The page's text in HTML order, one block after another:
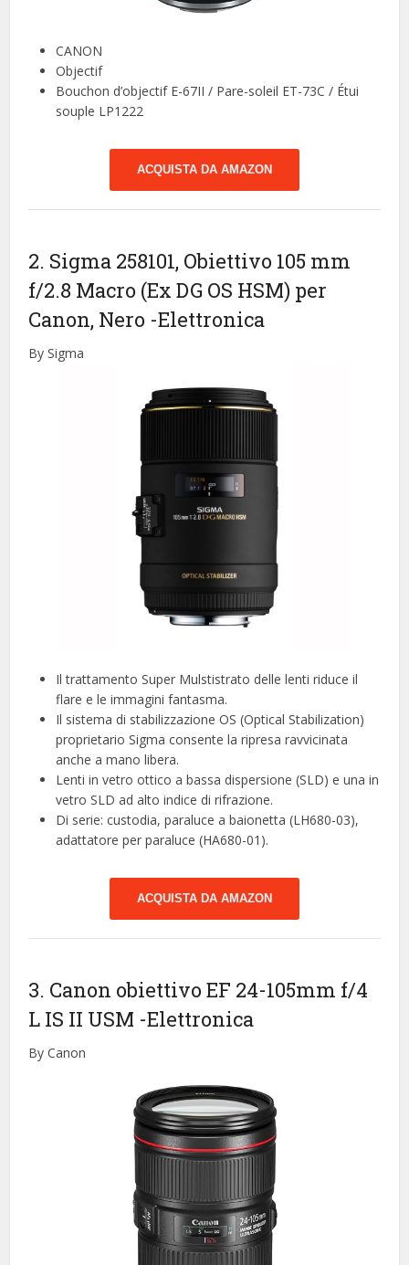
CANON
Objectif
Bouchon d’objectif E-67II / Pare-soleil ET-73C / Étui
souple LP1222
ACQUISTA DA AMAZON
2. Sigma 258101, Obiettivo 105 mm
f/2.8 Macro (Ex DG OS HSM) per
Canon, Nero -Elettronica
By Sigma
Il trattamento Super Mulstistrato delle lenti riduce il
flare e le immagini fantasma.
Il sistema di stabilizzazione OS (Optical Stabilization)
proprietario Sigma consente la ripresa ravvicinata
anche a mano libera.
Lenti in vetro ottico a bassa dispersione (SLD) e una in
vetro SLD ad alto indice di rifrazione.
Di serie: custodia, paraluce a baionetta (LH680-03),
adattatore per paraluce (HA680-01).
ACQUISTA DA AMAZON
3. Canon obiettivo EF 24-105mm f/4
L IS II USM -Elettronica
By Canon